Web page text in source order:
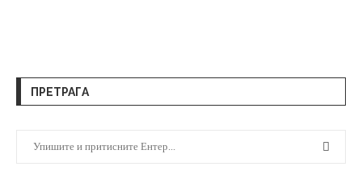
ПРЕТРАГА